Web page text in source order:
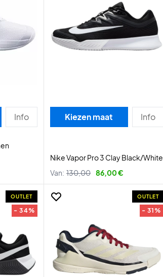
Info Kiezen maat Info
Nike Vapor Pro 3 Clay Black/White
Van: 130,00 86,00 €
OUTLET
- 34%
OUTLET
- 31%